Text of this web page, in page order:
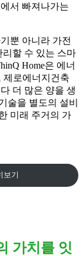
서 빠져나가는
뿐 아니라 가전
할 수 있는 스마
Home은 에너
제로에너지건축
더 많은 양을 생
술을 별도의 설비
미래 주거의 가
보기
가치를 잇